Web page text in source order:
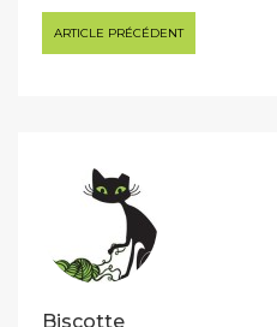
Navigation
de
ARTICLE PRÉCÉDENT
Biscotte